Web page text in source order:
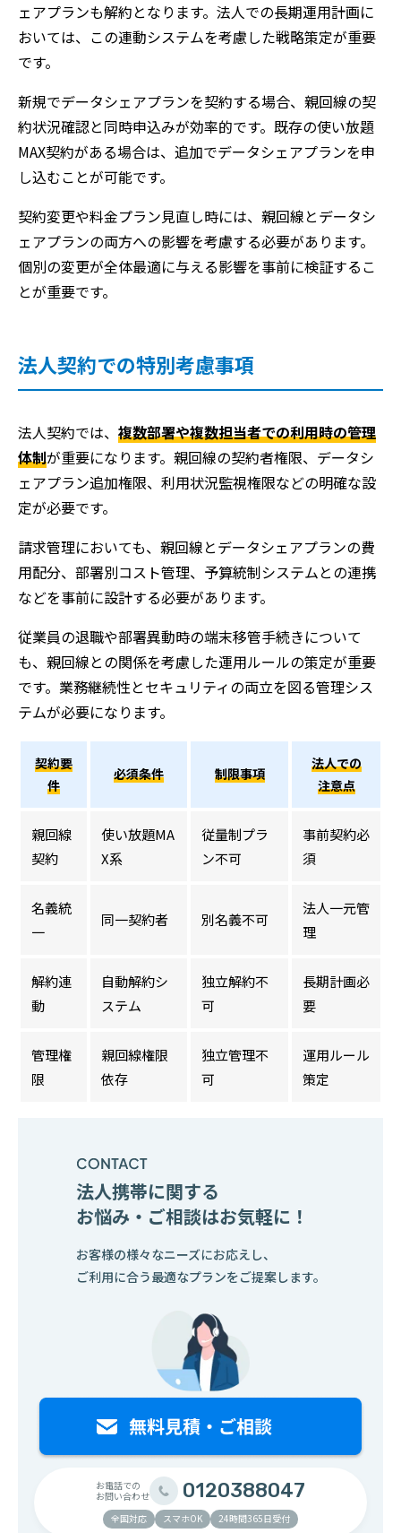
ェアプランも解約となります。法人での長期運用計画に
おいては、この連動システムを考慮した戦略策定が重要
です。
新規でデータシェアプランを契約する場合、親回線の契
約状況確認と同時申込みが効率的です。既存の使い放題
MAX契約がある場合は、追加でデータシェアプランを申
し込むことが可能です。
契約変更や料金プラン見直し時には、親回線とデータシ
ェアプランの両方への影響を考慮する必要があります。
個別の変更が全体最適に与える影響を事前に検証するこ
とが重要です。
法人契約での特別考慮事項
法人契約では、 複数部署や複数担当者での利用時の管理
体制が重要になります。親回線の契約者権限、データシ
ェアプラン追加権限、利用状況監視権限などの明確な設
定が必要です。
請求管理においても、親回線とデータシェアプランの費
用配分、部署別コスト管理、予算統制システムとの連携
などを事前に設計する必要があります。
従業員の退職や部署異動時の端末移管手続きについて
も、親回線との関係を考慮した運用ルールの策定が重要
です。業務継続性とセキュリティの両立を図る管理シス
テムが必要になります。
契約要
件
必須条件 制限事項
法人での
注意点
親回線
契約
使い放題MA
X系
従量制プラ
ン不可
事前契約必
須
名義統
一
同一契約者 別名義不可
法人一元管
理
解約連
動
自動解約シ
ステム
独立解約不
可
長期計画必
要
管理権
限
親回線権限
依存
独立管理不
可
運用ルール
策定
法人携帯に関する
お悩み・ご相談はお気軽に！
お客様の様々なニーズにお応えし、
ご利用に合う最適なプランをご提案します。
お電話での
お問い合わせ
0120388047
全国対応 スマホOK 24時間365日受付